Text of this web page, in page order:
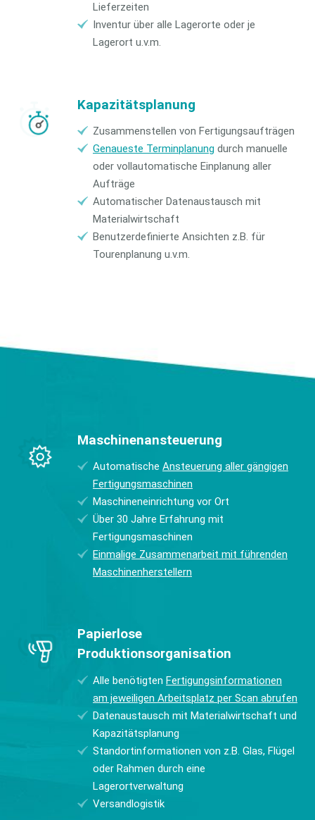
Lieferzeiten
Inventur über alle Lagerorte oder je
Lagerort u.v.m.
Kapazitätsplanung
Zusammenstellen von Fertigungsaufträgen
Genaueste Terminplanung durch manuelle
oder vollautomatische Einplanung aller
Aufträge
Automatischer Datenaustausch mit
Materialwirtschaft
Benutzerdefinierte Ansichten z.B. für
Tourenplanung u.v.m.
Maschinenansteuerung
Automatische Ansteuerung aller gängigen
Fertigungsmaschinen
Maschineneinrichtung vor Ort
Über 30 Jahre Erfahrung mit
Fertigungsmaschinen
Einmalige Zusammenarbeit mit führenden
Maschinenherstellern
Papierlose
Produktionsorganisation
Alle benötigten Fertigungsinformationen
am jeweiligen Arbeitsplatz per Scan abrufen
Datenaustausch mit Materialwirtschaft und
Kapazitätsplanung
Standortinformationen von z.B. Glas, Flügel
oder Rahmen durch eine
Lagerortverwaltung
Versandlogistik